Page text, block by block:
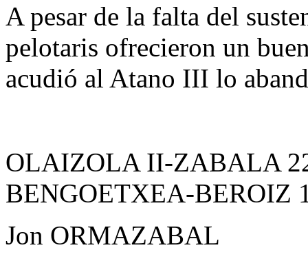
A pesar de la falta del
pelotaris ofrecieron un
acudió al Atano III lo
OLAIZOLA II-ZABALA
BENGOETXEA-BEROIZ
Jon ORMAZABAL